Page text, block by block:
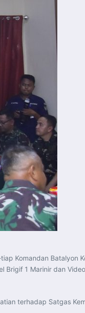
Komandan Batalyon
1 Marinir dan
terhadap Satgas